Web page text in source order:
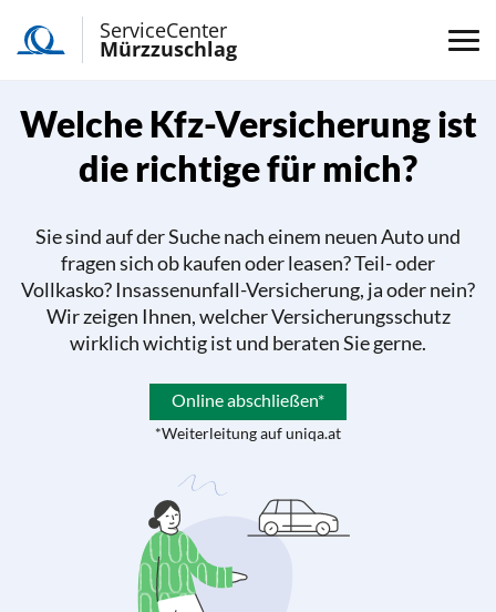
ServiceCenter
Mürzzuschlag
Welche Kfz-Versicherung ist
die richtige für mich?
Sie sind auf der Suche nach einem neuen Auto und
fragen sich ob kaufen oder leasen? Teil- oder
Vollkasko? Insassenunfall-Versicherung, ja oder nein?
Wir zeigen Ihnen, welcher Versicherungsschutz
wirklich wichtig ist und beraten Sie gerne.
Online abschließen*
*Weiterleitung auf uniqa.at